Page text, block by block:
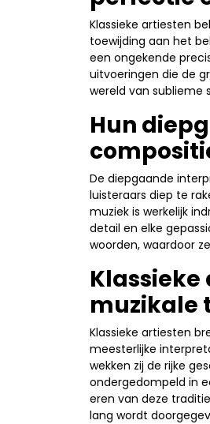
Klassieke artiesten
toewijding aan het
een ongekende
uitvoeringen die de
wereld van sublieme
Hun
De diepgaande
luisteraars diep te
muziek is werkelijk
detail en elke
woorden, waardoor
muzikale
Klassieke artiesten
meesterlijke
wekken zij de rijke
ondergedompeld in
eren van deze
lang wordt